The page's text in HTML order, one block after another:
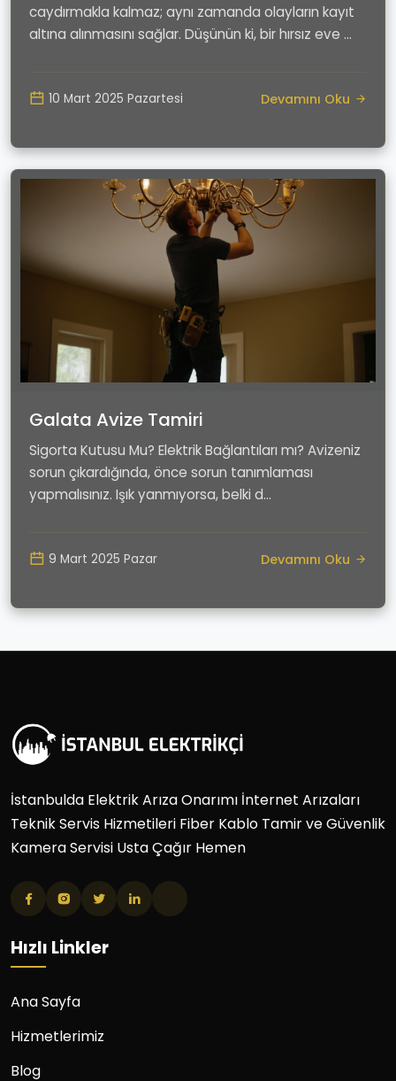
caydırmakla kalmaz; aynı zamanda olayların kayıt
altına alınmasını sağlar. Düşünün ki, bir hırsız eve ...
10 Mart 2025 Pazartesi Devamını Oku
Galata Avize Tamiri
Sigorta Kutusu Mu? Elektrik Bağlantıları mı? Avizeniz
sorun çıkardığında, önce sorun tanımlaması
yapmalısınız. Işık yanmıyorsa, belki d...
9 Mart 2025 Pazar Devamını Oku
İstanbulda Elektrik Arıza Onarımı İnternet Arızaları
Teknik Servis Hizmetileri Fiber Kablo Tamir ve Güvenlik
Kamera Servisi Usta Çağır Hemen
Hızlı Linkler
Ana Sayfa
Hizmetlerimiz
Blog